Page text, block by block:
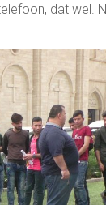
dat wel.